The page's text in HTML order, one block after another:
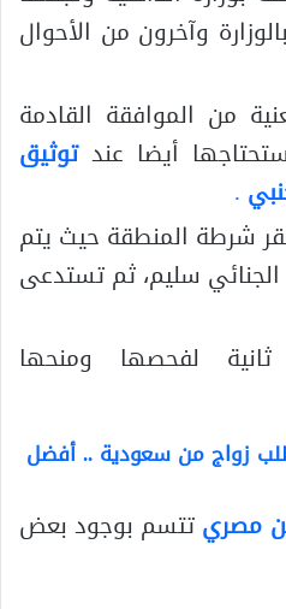
وآخرون من الأحوال
من الموافقة القادمة
أيضا عندتوثيق
.
شرطة المنطقة حيث يتم
سليم، ثم تستدعى
لفحصها ومنحها
زواج من سعودية .. أفضل
مصريتتسم بوجود بعض